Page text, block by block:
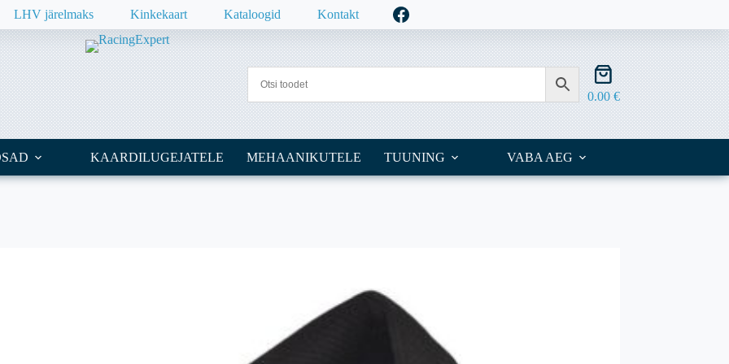
LHV järelmaks Kinkekaart Kataloogid Kontakt
Shopping
cart
0.00€
KAARDILUGEJATELE MEHAANIKUTELE TUUNING VABA AEG